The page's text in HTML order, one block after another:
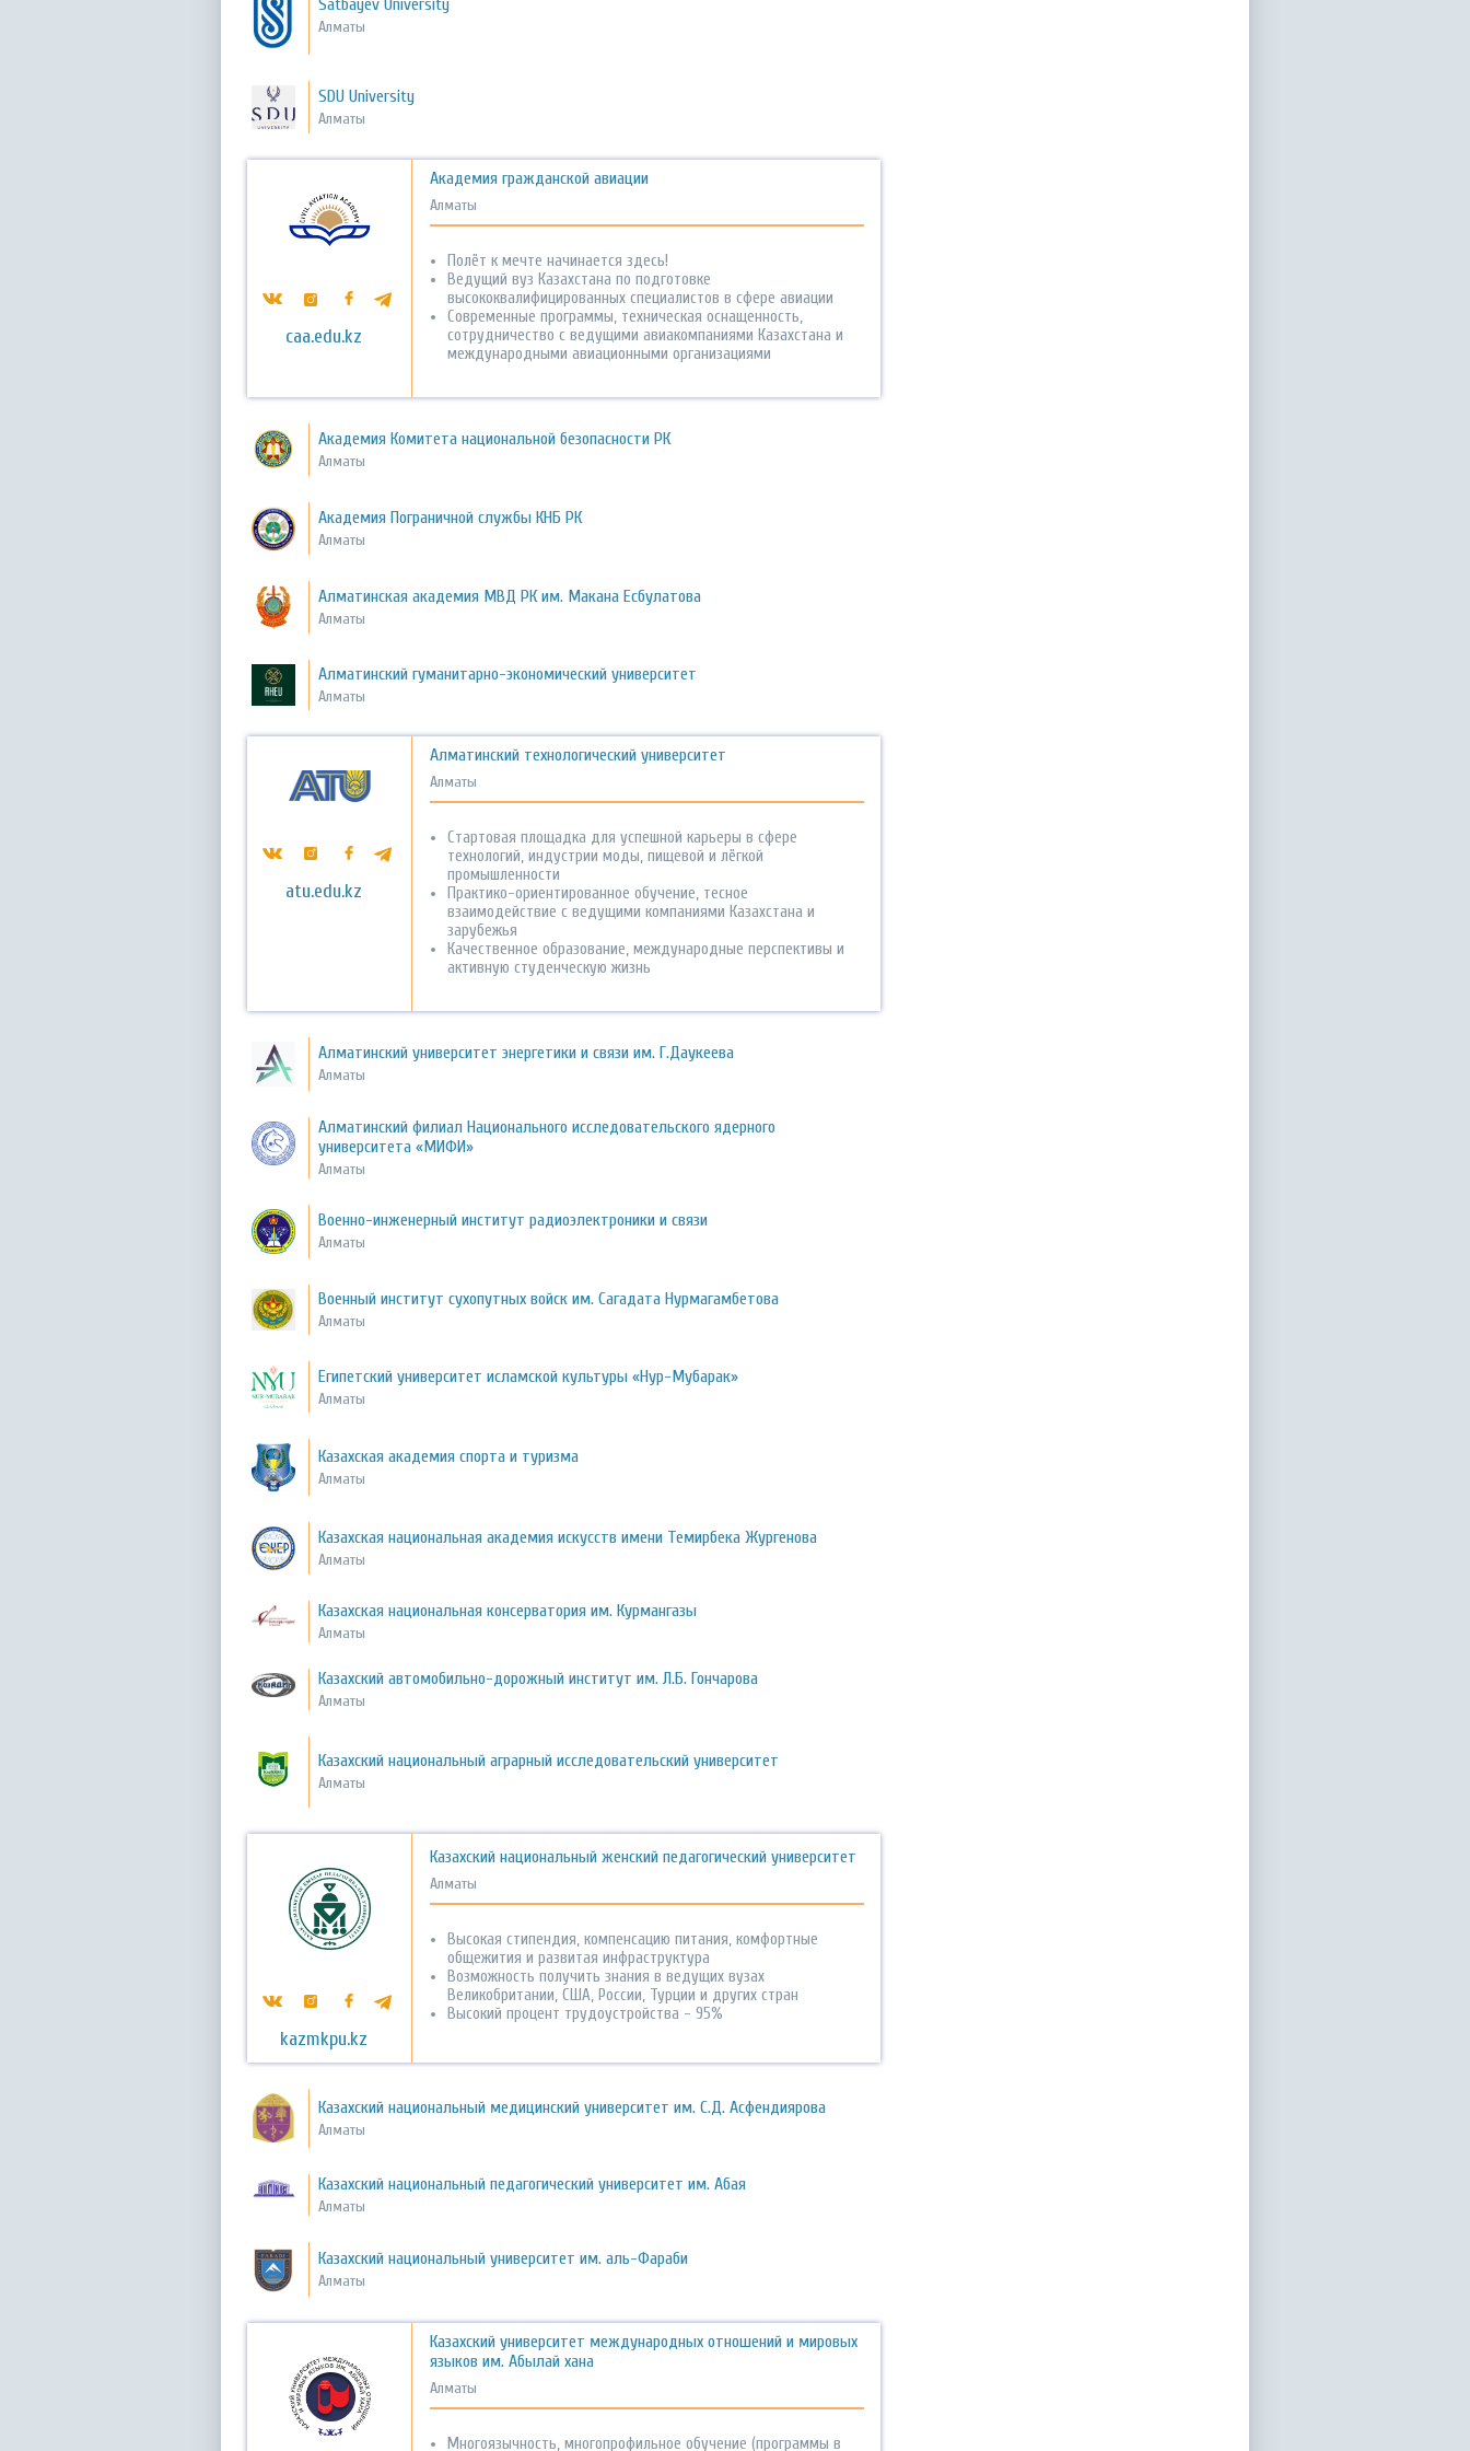
Алматы
SDU University
Алматы
caa.edu.kz
Академия гражданской авиации
Алматы
Полёт к мечте начинается здесь!
Ведущий вуз Казахстана по подготовке
высококвалифицированных специалистов в сфере авиации
Современные программы, техническая оснащенность,
сотрудничество с ведущими авиакомпаниями Казахстана и
международными авиационными организациями
Академия Комитета национальной безопасности РК
Алматы
Академия Пограничной службы КНБ РК
Алматы
Алматинская академия МВД РК им. Макана Есбулатова
Алматы
Алматинский гуманитарно-экономический университет
Алматы
atu.edu.kz
Алматинский технологический университет
Алматы
Стартовая площадка для успешной карьеры в сфере
технологий, индустрии моды, пищевой и лёгкой
промышленности
Практико-ориентированное обучение, тесное
взаимодействие с ведущими компаниями Казахстана и
зарубежья
Качественное образование, международные перспективы и
активную студенческую жизнь
Алматинский университет энергетики и связи им. Г.Даукеева
Алматы
Алматинский филиал Национального исследовательского ядерного
университета «МИФИ»
Алматы
Военно-инженерный институт радиоэлектроники и связи
Алматы
Военный институт сухопутных войск им. Сагадата Нурмагамбетова
Алматы
Египетский университет исламской культуры «Нур-Мубарак»
Алматы
Казахская академия спорта и туризма
Алматы
Казахская национальная академия искусств имени Темирбека Жургенова
Алматы
Казахская национальная консерватория им. Курмангазы
Алматы
Казахский автомобильно-дорожный институт им. Л.Б. Гончарова
Алматы
Казахский национальный аграрный исследовательский университет
Алматы
kazmkpu.kz
Казахский национальный женский педагогический университет
Алматы
Высокая стипендия, компенсацию питания, комфортные
общежития и развитая инфраструктура
Возможность получить знания в ведущих вузах
Великобритании, США, России, Турции и других стран
Высокий процент трудоустройства - 95%
Казахский национальный медицинский университет им. С.Д. Асфендиярова
Алматы
Казахский национальный педагогический университет им. Абая
Алматы
Казахский национальный университет им. аль-Фараби
Алматы
Казахский университет международных отношений и мировых
языков им. Абылай хана
Алматы
Многоязычность, многопрофильное обучение (программы в